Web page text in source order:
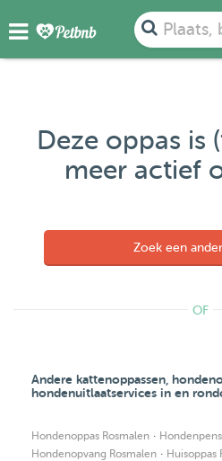
Plaats,
Deze oppas is
meer actief
Zoek een
OF
Andere kattenoppassen,
hondenuitlaatservices in en
Hondenoppas Rosmalen ·
Hondenopvang Rosmalen · Huisoppas